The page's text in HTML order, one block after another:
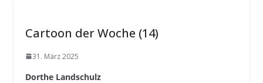
Cartoon der Woche (14)
31. März 2025
Dorthe Landschulz